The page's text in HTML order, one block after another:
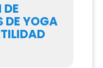
DE YOGA